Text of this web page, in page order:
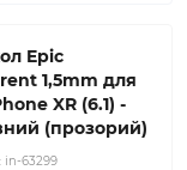
Epic
1,5mm для
XR (6.1) -
(прозорий)
in-63299